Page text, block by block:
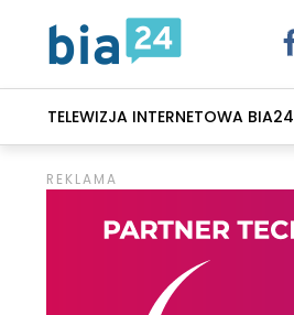
TELEWIZJA INTERNETOWA BIA24